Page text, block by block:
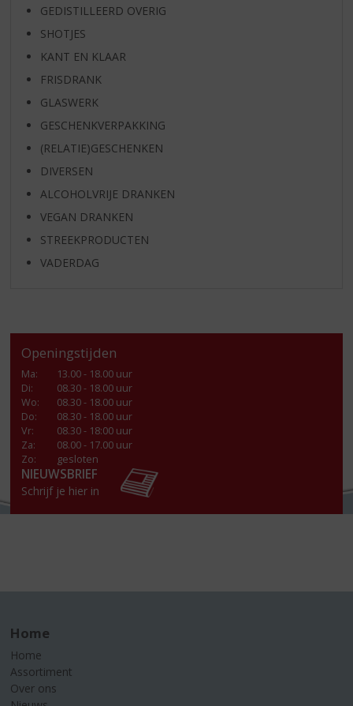
GEDISTILLEERD OVERIG
SHOTJES
KANT EN KLAAR
FRISDRANK
GLASWERK
GESCHENKVERPAKKING
(RELATIE)GESCHENKEN
DIVERSEN
ALCOHOLVRIJE DRANKEN
VEGAN DRANKEN
STREEKPRODUCTEN
VADERDAG
Openingstijden
Ma:
13.00 - 18.00 uur
Di:
08.30 - 18.00 uur
Wo:
08.30 - 18.00 uur
Do:
08.30 - 18.00 uur
Vr:
08.30 - 18:00 uur
Za:
08.00 - 17.00 uur
Zo:
gesloten
NIEUWSBRIEF
Schrijf je hier in
Home
Home
Assortiment
Over ons